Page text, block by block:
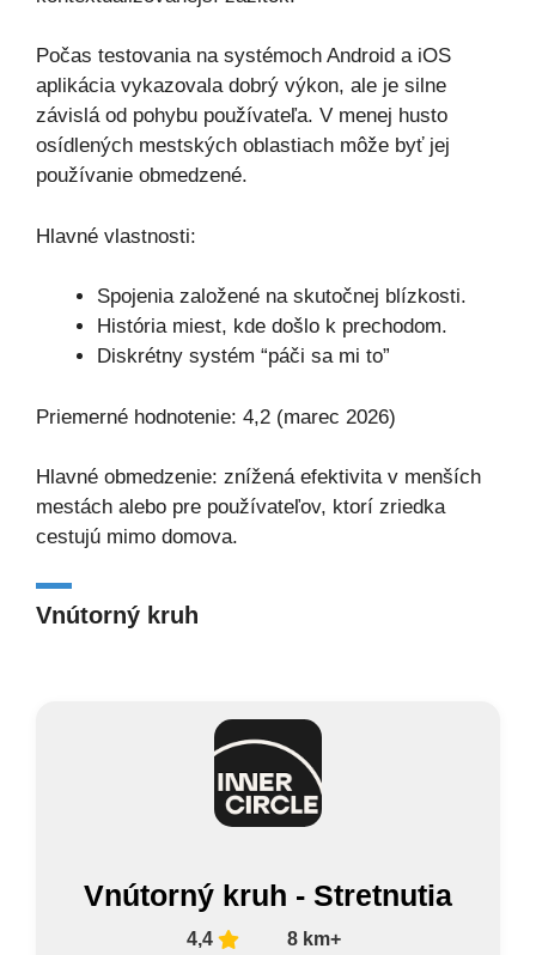
Počas testovania na systémoch Android a iOS
aplikácia vykazovala dobrý výkon, ale je silne
závislá od pohybu používateľa. V menej husto
osídlených mestských oblastiach môže byť jej
používanie obmedzené.
Hlavné vlastnosti:
Spojenia založené na skutočnej blízkosti.
História miest, kde došlo k prechodom.
Diskrétny systém “páči sa mi to”
Priemerné hodnotenie: 4,2 (marec 2026)
Hlavné obmedzenie: znížená efektivita v menších
mestách alebo pre používateľov, ktorí zriedka
cestujú mimo domova.
Vnútorný kruh
Vnútorný kruh - Stretnutia
4,4 8 km+